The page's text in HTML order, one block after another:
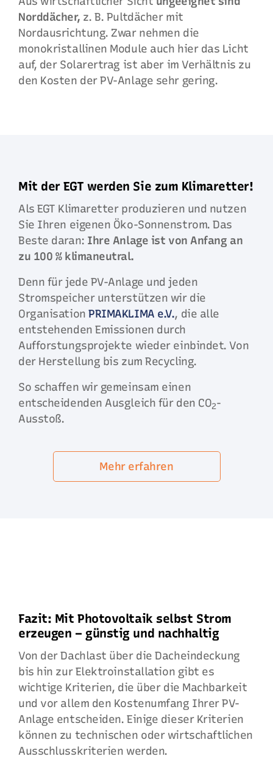
Norddächer, z. B. Pultdächer mit
Nordausrichtung. Zwar nehmen die
monokristallinen Module auch hier das Licht
auf, der Solarertrag ist aber im Verhältnis zu
den Kosten der PV-Anlage sehr gering.
Mit der EGT werden Sie zum Klimaretter!
Als EGT Klimaretter produzieren und nutzen
Sie Ihren eigenen Öko-Sonnenstrom. Das
Beste daran: Ihre Anlage ist von Anfang an
zu 100 % klimaneutral.
Denn für jede PV-Anlage und jeden
Stromspeicher unterstützen wir die
OrganisationPRIMAKLIMA e.V., die alle
entstehenden Emissionen durch
Aufforstungsprojekte wieder einbindet. Von
der Herstellung bis zum Recycling.
So schaffen wir gemeinsam einen
entscheidenden Ausgleich für den CO2-
Ausstoß.
Mehr erfahren
Fazit: Mit Photovoltaik selbst Strom
erzeugen – günstig und nachhaltig
Von der Dachlast über die Dacheindeckung
bis hin zur Elektroinstallation gibt es
wichtige Kriterien, die über die Machbarkeit
und vor allem den Kostenumfang Ihrer PV-
Anlage entscheiden. Einige dieser Kriterien
können zu technischen oder wirtschaftlichen
Ausschlusskriterien werden.